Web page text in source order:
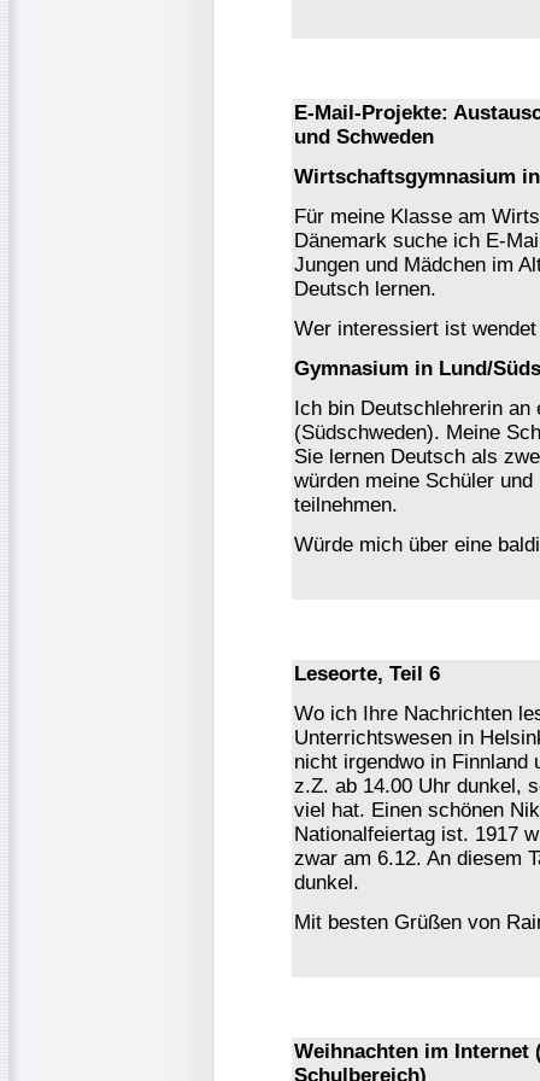
E-Mail-Projekte:
und Schweden
Wirtschaftsgymnasium
Für meine Klasse am
Dänemark suche ich E-
Jungen und Mädchen im
Deutsch lernen.
Wer interessiert ist
Gymnasium in Lund/
Ich bin Deutschlehrerin an
(Südschweden). Meine
Sie lernen Deutsch als
würden meine Schüler
teilnehmen.
Würde mich über eine
Leseorte, Teil 6
Wo ich Ihre Nachrichten
Unterrichtswesen in
nicht irgendwo in Finnland
z.Z. ab 14.00 Uhr dunkel,
viel hat. Einen schönen
Nationalfeiertag ist. 1917
zwar am 6.12. An diesem
dunkel.
Mit besten Grüßen von
Weihnachten im Internet
Schulbereich)